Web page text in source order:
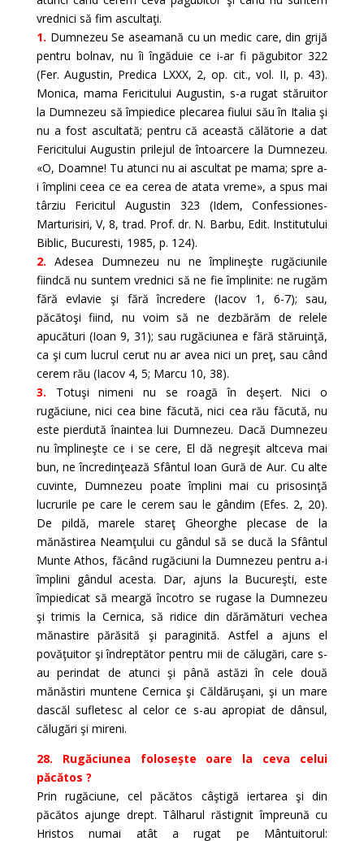
vrednici să fim ascultaţi.
1. Dumnezeu Se aseamană cu un medic care, din grijă
pentru bolnav, nu îi îngăduie ce i-ar fi păgubitor 322
(Fer. Augustin, Predica LXXX, 2, op. cit., vol. II, p. 43).
Monica, mama Fericitului Augustin, s-a rugat stăruitor
la Dumnezeu să împiedice plecarea fiului său în Italia şi
nu a fost ascultată; pentru că această călătorie a dat
Fericitului Augustin prilejul de întoarcere la Dumnezeu.
«O, Doamne! Tu atunci nu ai ascultat pe mama; spre a-
i împlini ceea ce ea cerea de atata vreme», a spus mai
târziu Fericitul Augustin 323 (Idem, Confessiones-
Marturisiri, V, 8, trad. Prof. dr. N. Barbu, Edit. Institutului
Biblic, Bucuresti, 1985, p. 124).
2. Adesea Dumnezeu nu ne împlineşte rugăciunile
fiindcă nu suntem vrednici să ne fie împlinite: ne rugăm
fără evlavie şi fără încredere (Iacov 1, 6-7); sau,
păcătoşi fiind, nu voim să ne dezbărăm de relele
apucături (Ioan 9, 31); sau rugăciunea e fără stăruinţă,
ca şi cum lucrul cerut nu ar avea nici un preţ, sau când
cerem rău (Iacov 4, 5; Marcu 10, 38).
3. Totuşi nimeni nu se roagă în deşert. Nici o
rugăciune, nici cea bine făcută, nici cea rău făcută, nu
este pierdută înaintea lui Dumnezeu. Dacă Dumnezeu
nu împlineşte ce i se cere, El dă negreşit altceva mai
bun, ne încredinţează Sfântul Ioan Gură de Aur. Cu alte
cuvinte, Dumnezeu poate împlini mai cu prisosinţă
lucrurile pe care le cerem sau le gândim (Efes. 2, 20).
De pildă, marele stareţ Gheorghe plecase de la
mănăstirea Neamţului cu gândul să se ducă la Sfântul
Munte Athos, făcând rugăciuni la Dumnezeu pentru a-i
împlini gândul acesta. Dar, ajuns la Bucureşti, este
împiedicat să meargă încotro se rugase la Dumnezeu
şi trimis la Cernica, să ridice din dărămături vechea
mănastire părăsită şi paraginită. Astfel a ajuns el
povăţuitor şi îndreptător pentru mii de călugări, care s-
au perindat de atunci şi până astăzi în cele două
mănăstiri muntene Cernica şi Căldăruşani, şi un mare
dascăl sufletesc al celor ce s-au apropiat de dânsul,
călugări şi mireni.
28. Rugăciunea folosește oare la ceva celui
păcătos ?
Prin rugăciune, cel păcătos câştigă iertarea şi din
păcătos ajunge drept. Tâlharul răstignit împreună cu
Hristos numai atât a rugat pe Mântuitorul: